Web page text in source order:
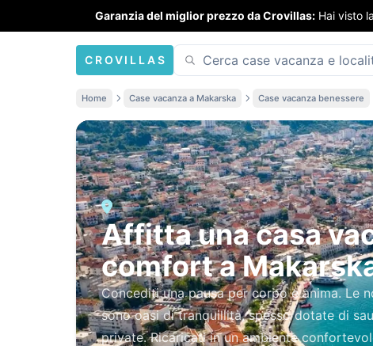
Garanzia del miglior prezzo da Crovillas: Hai visto
CROVILLAS
Home Case vacanza a Makarska Case vacanza benessere
Affitta una casa
comfort a
Concediti una pausa per corpo e anima. Le
sono oasi di tranquillità, spesso dotate di
private. Ricaricati in un ambiente